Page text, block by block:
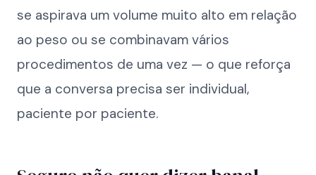
se aspirava um volume muito alto em relação
ao peso ou se combinavam vários
procedimentos de uma vez — o que reforça
que a conversa precisa ser individual,
paciente por paciente.